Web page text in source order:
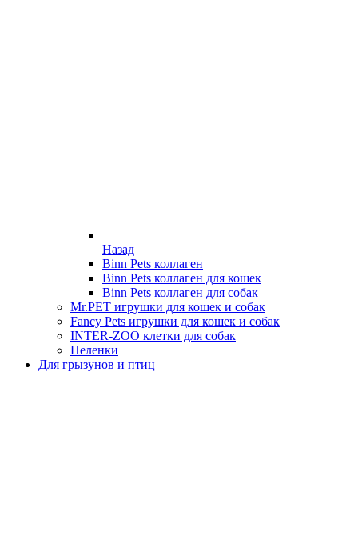
Назад
Binn Pets коллаген
Binn Pets коллаген для кошек
Binn Pets коллаген для собак
Mr.PET игрушки для кошек и собак
Fancy Pets игрушки для кошек и собак
INTER-ZOO клетки для собак
Пеленки
Для грызунов и птиц